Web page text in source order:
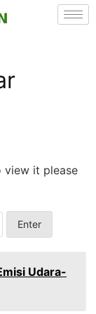
view it please
Udara-